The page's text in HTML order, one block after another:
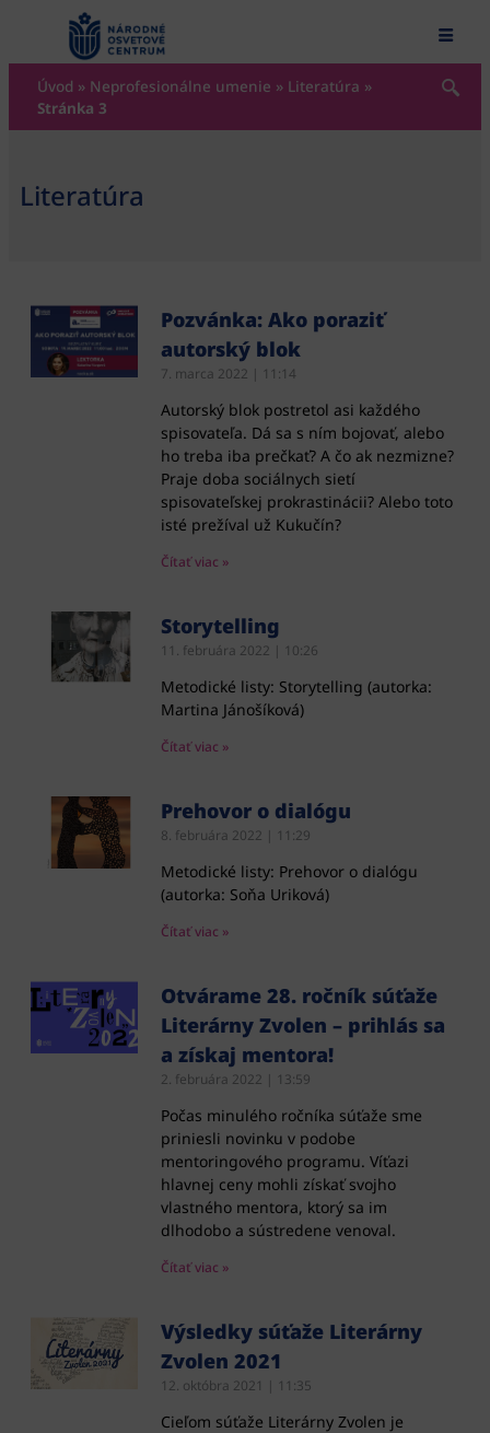
content
Úvod » Neprofesionálne umenie » Literatúra »
Stránka 3
Literatúra
Pozvánka: Ako poraziť
autorský blok
7. marca 2022 11:14
Autorský blok postretol asi každého
spisovateľa. Dá sa s ním bojovať, alebo
ho treba iba prečkať? A čo ak nezmizne?
Praje doba sociálnych sietí
spisovateľskej prokrastinácii? Alebo toto
isté prežíval už Kukučín?
Čítať viac »
Storytelling
11. februára 2022 10:26
Metodické listy: Storytelling (autorka:
Martina Jánošíková)
Čítať viac »
Prehovor o dialógu
8. februára 2022 11:29
Metodické listy: Prehovor o dialógu
(autorka: Soňa Uriková)
Čítať viac »
Otvárame 28. ročník súťaže
Literárny Zvolen – prihlás sa
a získaj mentora!
2. februára 2022 13:59
Počas minulého ročníka súťaže sme
priniesli novinku v podobe
mentoringového programu. Víťazi
hlavnej ceny mohli získať svojho
vlastného mentora, ktorý sa im
dlhodobo a sústredene venoval.
Čítať viac »
Výsledky súťaže Literárny
Zvolen 2021
12. októbra 2021 11:35
Cieľom súťaže Literárny Zvolen je